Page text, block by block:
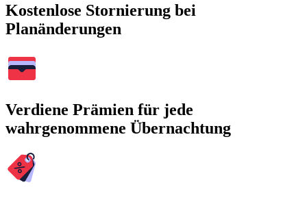
Kostenlose Stornierung bei
Planänderungen
Verdiene Prämien für jede
wahrgenommene Übernachtung